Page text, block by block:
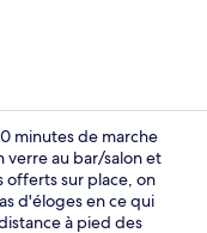
Captain |
minutes de marche
verre au bar/salon et
sur place, on
d'éloges en ce qui
à pied des